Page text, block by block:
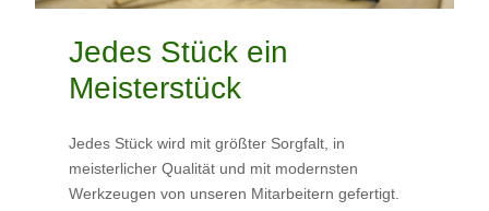
Jedes Stück ein
Meisterstück
Jedes Stück wird mit größter Sorgfalt, in
meisterlicher Qualität und mit modernsten
Werkzeugen von unseren Mitarbeitern gefertigt.